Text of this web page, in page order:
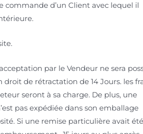
commande d’un Client avec lequel il
par le Vendeur ne sera
de rétractation de 14 Jours. les
seront à sa charge. De plus, une
pas expédiée dans son emballage
Si une remise particulière avait